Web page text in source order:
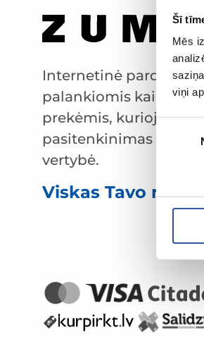
Šī
Mēs
viņi
Piekrišanas
Internetinė
palankiomis
prekėmis, kurioje
pasitenkinimas yra
vertybė.
Viskas Tavo